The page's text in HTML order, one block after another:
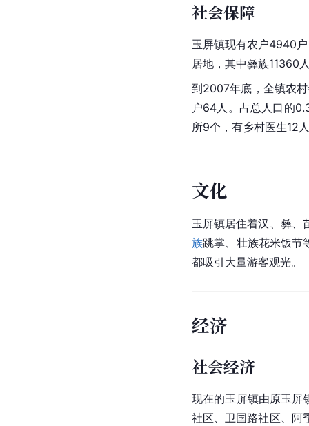
社会保障
玉屏镇现有农户4940
居地，其中彝族11360
到2007年底，全镇农
户64人。占总人口的
所9个，有乡村医生12
文化
玉屏镇居住着汉、彝、
族跳掌、壮族花米饭节
都吸引大量游客观光。
经济
社会经济
现在的玉屏镇由原玉屏
社区、卫国路社区、阿